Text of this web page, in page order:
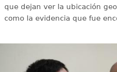
que dejan ver la ubicación
como la evidencia que fue